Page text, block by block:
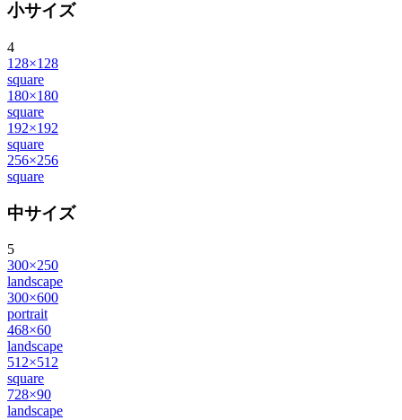
小サイズ
4
128×128
square
180×180
square
192×192
square
256×256
square
中サイズ
5
300×250
landscape
300×600
portrait
468×60
landscape
512×512
square
728×90
landscape